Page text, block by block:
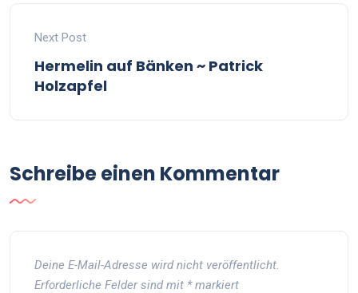
Next Post
Hermelin auf Bänken ~ Patrick
Holzapfel
Schreibe einen Kommentar
Deine E-Mail-Adresse wird nicht veröffentlicht.
Erforderliche Felder sind mit *markiert